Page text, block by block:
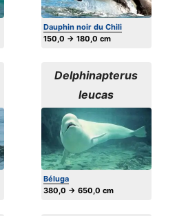
Dauphin noir du Chili
150,0 → 180,0 cm
Delphinapterus
leucas
Béluga
380,0 → 650,0 cm